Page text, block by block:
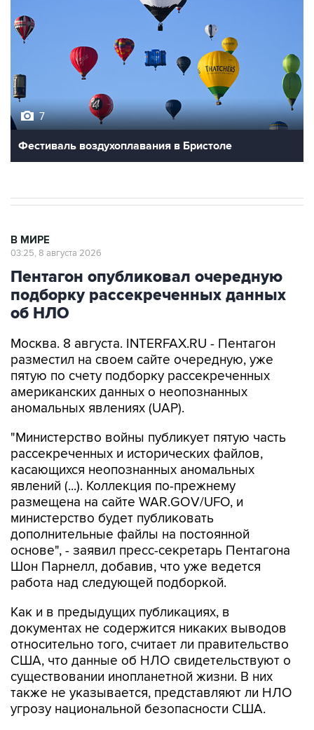
7
Фестиваль воздухоплавания в Бристоле
В МИРЕ
03:25, 8 августа 2026
Пентагон опубликовал очередную
подборку рассекреченных данных
об НЛО
Москва. 8 августа. INTERFAX.RU - Пентагон
разместил на своем сайте очередную, уже
пятую по счету подборку рассекреченных
американских данных о неопознанных
аномальных явлениях (UAP).
"Министерство войны публикует пятую часть
рассекреченных и исторических файлов,
касающихся неопознанных аномальных
явлений (...). Коллекция по-прежнему
размещена на сайте WAR.GOV/UFO, и
министерство будет публиковать
дополнительные файлы на постоянной
основе", - заявил пресс-секретарь Пентагона
Шон Парнелл, добавив, что уже ведется
работа над следующей подборкой.
Как и в предыдущих публикациях, в
документах не содержится никаких выводов
относительно того, считает ли правительство
США, что данные об НЛО свидетельствуют о
существовании инопланетной жизни. В них
также не указывается, представляют ли НЛО
угрозу национальной безопасности США.